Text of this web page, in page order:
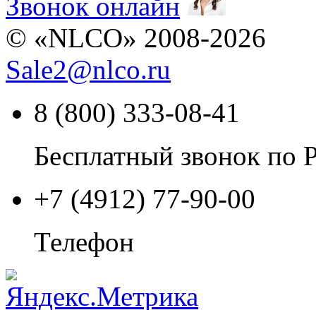
© «NLCO» 2008-2026
Sale2@nlco.ru
8 (800) 333-08-41
Бесплатный звонок по
+7 (4912) 77-90-00
Телефон